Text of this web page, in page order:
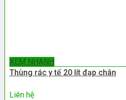
XEM NHANH
Thùng rác y tế 20 lít đạp chân
Liên hệ